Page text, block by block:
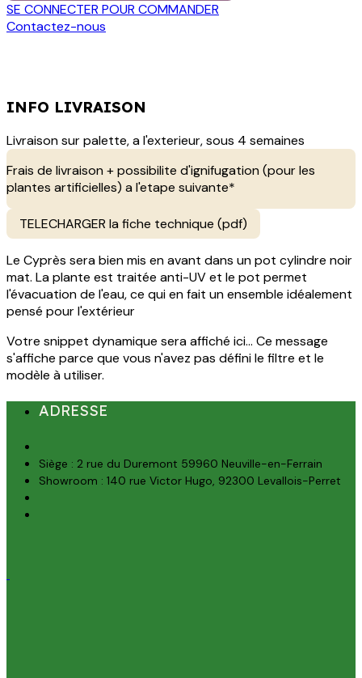
SE CONNECTER POUR COMMANDER
Contactez-nous
INFO LIVRAISON
Livraison sur palette, a l'exterieur, sous 4 semaines
Frais de livraison + possibilite d'ignifugation (pour les
plantes artificielles) a l'etape suivante*
TELECHARGER la fiche technique (pdf)
Le Cyprès sera bien mis en avant dans un pot cylindre noir
mat. La plante est traitée anti-UV et le pot permet
l'évacuation de l'eau, ce qui en fait un ensemble idéalement
pensé pour l'extérieur
Votre snippet dynamique sera affiché ici... Ce message
s'affiche parce que vous n'avez pas défini le filtre et le
modèle à utiliser.
ADRESSE
Siège : 2 rue du Duremont 59960 Neuville-en-Ferrain
Showroom : 140 rue Victor Hugo, 92300 Levallois-Perret